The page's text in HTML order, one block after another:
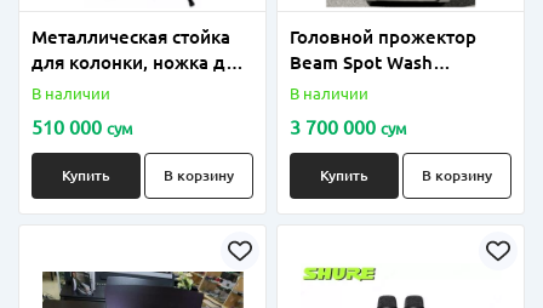
Металлическая стойка
для колонки, ножка до
100 кг
В наличии
510 000 сум
Купить В корзину
Головной прожектор
Beam Spot Wash
SHOWLIGHT MH350-BSW
В наличии
3 700 000 сум
Купить В корзину